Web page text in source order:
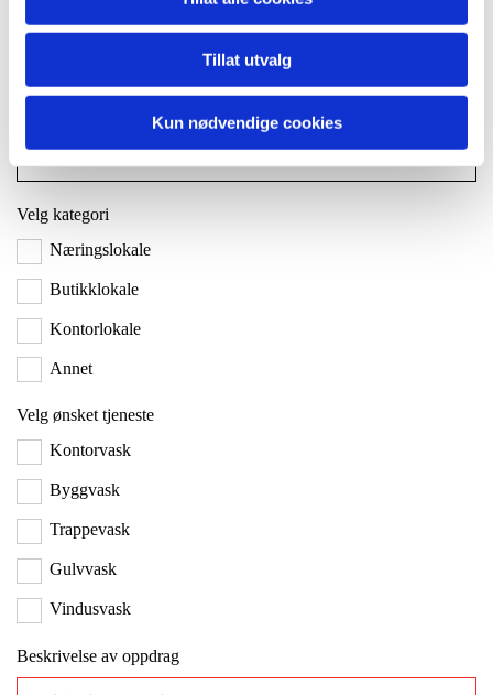
Tillat utvalg
Kun nødvendige cookies
Telefon*
Velg kategori
Næringslokale
Butikklokale
Kontorlokale
Annet
Velg ønsket tjeneste
Kontorvask
Byggvask
Trappevask
Gulvvask
Vindusvask
Beskrivelse av oppdrag